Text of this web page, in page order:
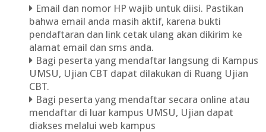
Email dan nomor HP wajib untuk diisi. Pastikan
bahwa email anda masih aktif, karena bukti
pendaftaran dan link cetak ulang akan dikirim ke
alamat email dan sms anda.
Bagi peserta yang mendaftar langsung di Kampus
UMSU, Ujian CBT dapat dilakukan di Ruang Ujian
CBT.
Bagi peserta yang mendaftar secara online atau
mendaftar di luar kampus UMSU, Ujian dapat
diakses melalui web kampus